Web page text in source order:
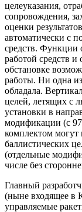
целеуказания,
сопровождения,
оценки
автоматически с
средств. Функции
работой средств
обстановке
работы. Ни одна
обладала.
целей, летящих с
установки в
модификации (с
комплектом могут
баллистических
(отдельные
числе без
Главный
(ныне входящее в
управляемые